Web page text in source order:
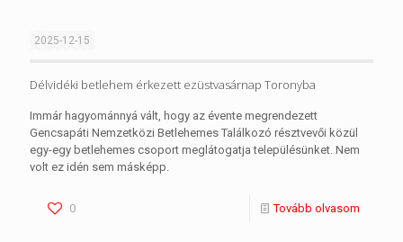
2025-12-15
Délvidéki betlehem érkezett ezüstvasárnap Toronyba
Immár hagyománnyá vált, hogy az évente megrendezett
Gencsapáti Nemzetközi Betlehemes Találkozó résztvevői közül
egy-egy betlehemes csoport meglátogatja településünket. Nem
volt ez idén sem másképp.
0 Tovább olvasom